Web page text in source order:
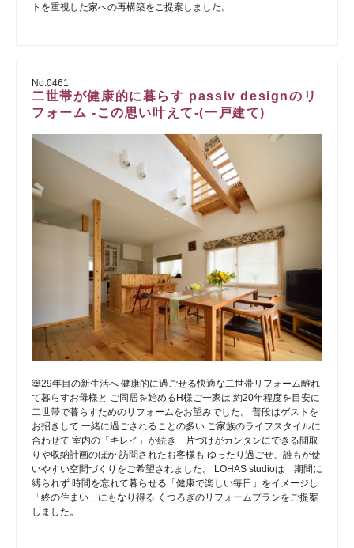
トを重視した家への再構築をご提案しました。
No.0461
二世帯が健康的に暮らす passiv designのリ
フォーム -この思い叶えて-(一戸建て)
築29年目の新生活へ 健康的に過ごせる快適な二世帯リフォーム離れ
て暮らすお母様と ご同居を始めるH様ご一家は 約20年程度を目安に
二世帯で暮らすためのリフォームをお望みでした。 普段はゲストを
お招きして 一緒に過ごされることの多い ご家族のライフスタイルに
合わせて 室内の「キレイ」が続き 片づけがカンタンにできる間取
りや収納計画のほか 訪問されたお客様も ゆったり過ごせ、誰もが使
いやすい空間づくりをご希望されました。 LOHAS studioは 期間に
縛られず 時間を忘れて暮らせる「健康で楽しい毎日」をイメージし
「終の住まい」にもなり得る くつろぎのリフォームプランをご提案
しました。